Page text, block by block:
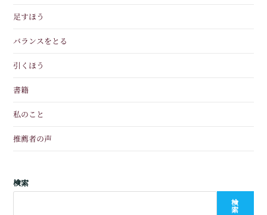
足すほう
バランスをとる
引くほう
書籍
私のこと
推薦者の声
検索
検
索